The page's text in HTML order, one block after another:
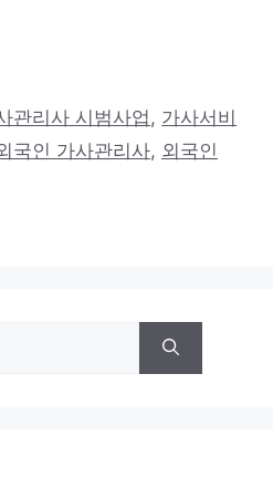
관리사 시범사업 , 가사서비
국인 가사관리사, 외국인